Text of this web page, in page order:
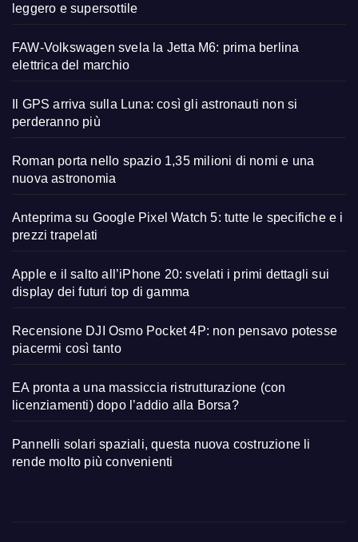
leggero e supersottile
FAW-Volkswagen svela la Jetta M6: prima berlina
elettrica del marchio
Il GPS arriva sulla Luna: così gli astronauti non si
perderanno più
Roman porta nello spazio 1,35 milioni di nomi e una
nuova astronomia
Anteprima su Google Pixel Watch 5: tutte le specifiche e i
prezzi trapelati
Apple e il salto all’iPhone 20: svelati i primi dettagli sui
display dei futuri top di gamma
Recensione DJI Osmo Pocket 4P: non pensavo potesse
piacermi così tanto
EA pronta a una massiccia ristrutturazione (con
licenziamenti) dopo l’addio alla Borsa?
Pannelli solari spaziali, questa nuova costruzione li
rende molto più convenienti